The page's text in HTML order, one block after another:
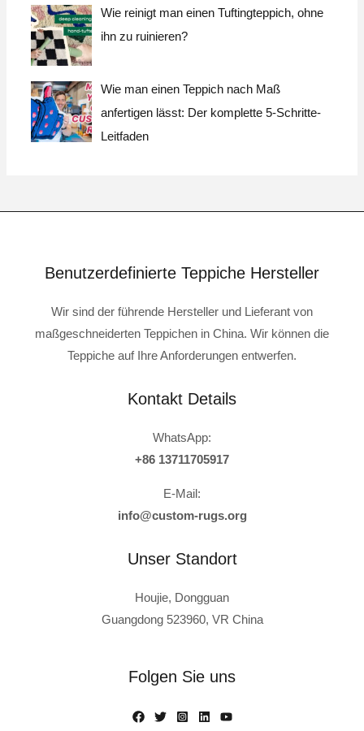
Wie reinigt man einen Tuftingteppich, ohne
ihn zu ruinieren?
Wie man einen Teppich nach Maß
anfertigen lässt: Der komplette 5-Schritte-
Leitfaden
Benutzerdefinierte Teppiche Hersteller
Wir sind der führende Hersteller und Lieferant von
maßgeschneiderten Teppichen in China. Wir können die
Teppiche auf Ihre Anforderungen entwerfen.
Kontakt Details
WhatsApp:
+86 13711705917
E-Mail:
info@custom-rugs.org
Unser Standort
Houjie, Dongguan
Guangdong 523960, VR China
Folgen Sie uns